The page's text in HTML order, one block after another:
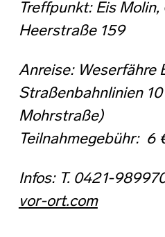
Treffpunkt: Eis
Heerstraße 159
Anreise: Weserfähre
Straßenbahnlinien
Mohrstraße)
Teilnahmegebühr: 6
Infos: T. 0421-
vor-ort.com